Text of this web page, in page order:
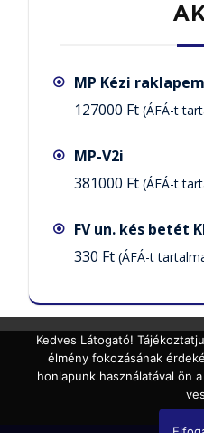
MP Kézi
127000 Ft (ÁFÁ-t
MP-V2i
381000 Ft (ÁFÁ-t
FV un. kés betét
330 Ft (ÁFÁ-t
Kedves Látogató!
élmény fokozásának
honlapunk használatával ön